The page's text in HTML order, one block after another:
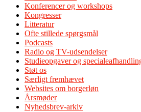
Konferencer og workshops
Kongresser
Litteratur
Ofte stillede spørgsmål
Podcasts
Radio og TV-udsendelser
Studieopgaver og
Støt os
Særligt fremhævet
Websites om borgerløn
Årsmøder
Nyhedsbrev-arkiv